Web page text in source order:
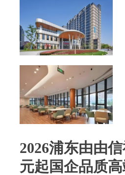
2026浦东由由
元起国企品质